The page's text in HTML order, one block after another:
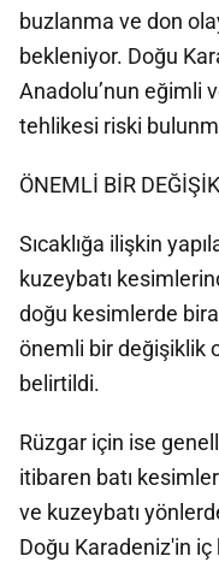
buzlanma ve don
bekleniyor. Doğu
Anadolu’nun eğimli
tehlikesi riski
ÖNEMLİ BİR
Sıcaklığa ilişkin
kuzeybatı
doğu kesimlerde
önemli bir değişiklik
belirtildi.
Rüzgar için ise
itibaren batı
ve kuzeybatı
Doğu Karadeniz'in